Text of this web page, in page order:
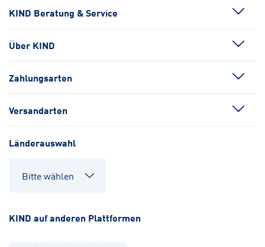
KIND Beratung & Service
Über KIND
Zahlungsarten
Versandarten
Länderauswahl
KIND auf anderen Plattformen